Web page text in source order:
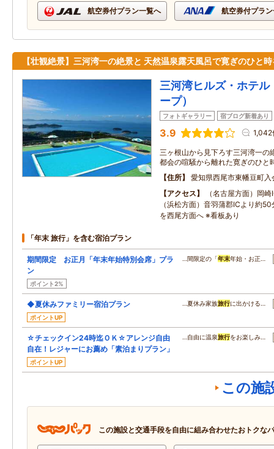
航空券付プラン一覧へ 航空券付プラ
【壮観絶景】三河湾一の絶景と 天然温泉露天風呂で寛ぎのひと
三河湾ヒルズ・ホテ
ープ）
フォトギャラリー 宿ブログ新着あり
3.9 1,042
三ヶ根山から見下ろす三河湾一の
都会の喧騒から離れた寛ぎのひと
住所
愛知県西尾市東幡豆町
アクセス
（名古屋方面）岡
（浜松方面）音羽蒲郡ICより約
を西尾方面へ ※看板あり
「年末 旅行」を含む宿泊プラン
期間限定 お正月「年末年始特別会席」プラ
ン
ポイント2%
…間限定の「年末年始・お正…
◆夏休みファミリー宿泊プラン
ポイントUP
…夏休み家族旅行に出かける…
☆チェックイン24時迄ＯＫ☆アレンジ自由
自在！レジャーにお薦め「素泊まりプラン」
ポイントUP
…自由に温泉旅行をお楽しみ…
この施
この施設と交通手段を自由に組み合わせたおトクな